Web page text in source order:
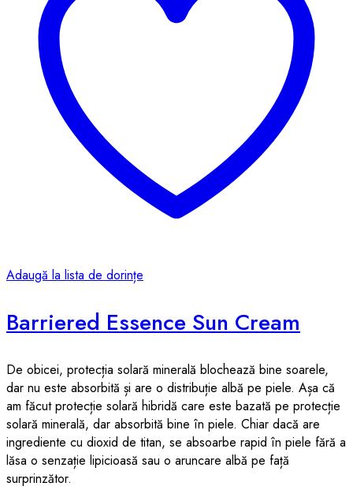
Adaugă la lista de dorințe
Barriered Essence Sun Cream
De obicei, protecția solară minerală blochează bine soarele,
dar nu este absorbită și are o distribuție albă pe piele. Așa că
am făcut protecție solară hibridă care este bazată pe protecție
solară minerală, dar absorbită bine în piele. Chiar dacă are
ingrediente cu dioxid de titan, se absoarbe rapid în piele fără a
lăsa o senzație lipicioasă sau o aruncare albă pe față
surprinzător.